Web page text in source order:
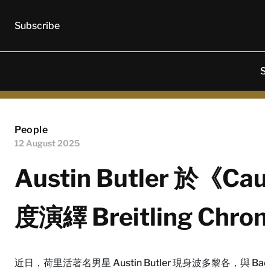
Subscribe
People
12 August 2025
Austin Butler 於《
度演繹 Breitling
近日，荷里活著名男星 Austin Butler 現身波多黎各，與